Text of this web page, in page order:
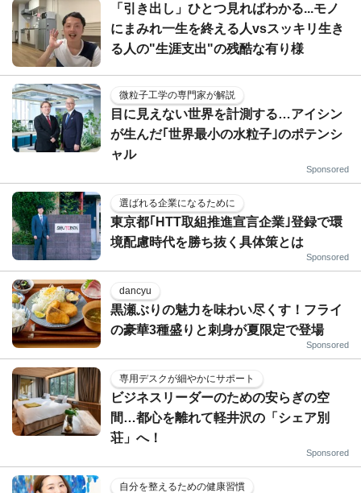
「引き出し」ひとつ見ればわかる...モノ
にまみれ一生を終える人vsスッキリ生き
る人の"生涯支出"の残酷な有り様
微粒子工学の専門家が解説
目に見えない世界を計測する…アイシン
が生んだ｢世界最小の水粒子｣のポテンシ
ャル
Sponsored
選ばれる企業になるために
東京都｢HTT取組推進宣言企業｣登録で環
境配慮時代を勝ち抜く具体策とは
Sponsored
dancyu
黒瀬ぶりの魅力を味わい尽くす！フライ
の豪華3種盛りと刺身が夏限定で登場
Sponsored
専用デスクが細やかにサポート
ビジネスリーダーのための安らぎの空
間…都心を離れて軽井沢の「シェア別
荘」へ！
Sponsored
自分を整えるための健康習慣